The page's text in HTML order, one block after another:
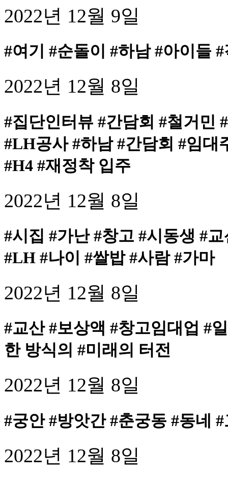
2022년 12월 9일
#여기 #순돌이 #하남 #아이들
2022년 12월 8일
#집단인터뷰 #간담회 #철거민
#LH공사 #하남 #간담회 #임대
#H4 #재정착 입주
2022년 12월 8일
#시집 #가난 #창고 #시동생 #
#LH #나이 #쌀밥 #사람 #가마
2022년 12월 8일
#교산 #보상액 #창고임대업 #
한 방식의 #미래의 터전
2022년 12월 8일
#궁안 #방앗간 #춘궁동 #동네
2022년 12월 8일